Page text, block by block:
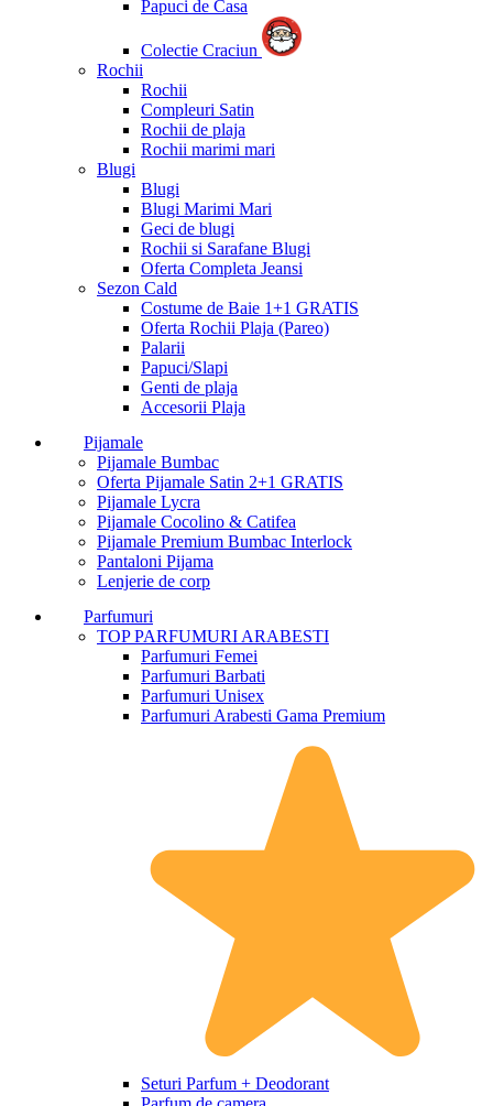
Papuci de Casa
Colectie Craciun
Rochii
Rochii
Compleuri Satin
Rochii de plaja
Rochii marimi mari
Blugi
Blugi
Blugi Marimi Mari
Geci de blugi
Rochii si Sarafane Blugi
Oferta Completa Jeansi
Sezon Cald
Costume de Baie 1+1 GRATIS
Oferta Rochii Plaja (Pareo)
Palarii
Papuci/Slapi
Genti de plaja
Accesorii Plaja
Pijamale
Pijamale Bumbac
Oferta Pijamale Satin 2+1 GRATIS
Pijamale Lycra
Pijamale Cocolino & Catifea
Pijamale Premium Bumbac Interlock
Pantaloni Pijama
Lenjerie de corp
Parfumuri
TOP PARFUMURI ARABESTI
Parfumuri Femei
Parfumuri Barbati
Parfumuri Unisex
Parfumuri Arabesti Gama Premium
Seturi Parfum + Deodorant